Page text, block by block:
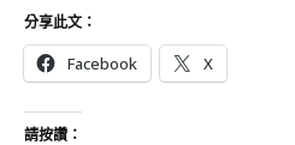
分享此文：
Facebook X
請按讚：